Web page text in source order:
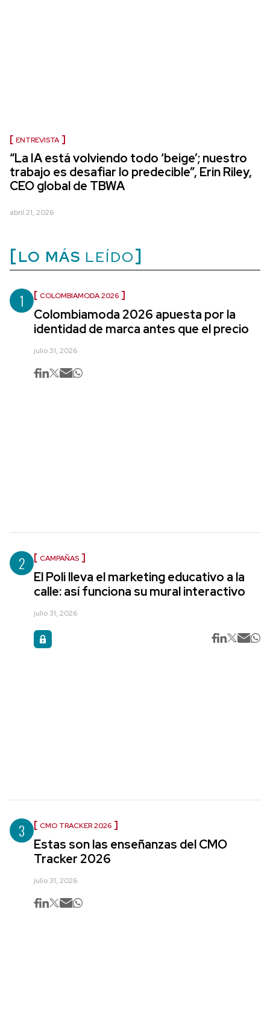
ENTREVISTA
“La IA está volviendo todo ‘beige’; nuestro
trabajo es desafiar lo predecible”, Erin Riley,
CEO global de TBWA
abril 21, 2026
LO MÁS LEÍDO
1 COLOMBIAMODA 2026
Colombiamoda 2026 apuesta por la
identidad de marca antes que el precio
julio 31, 2026
2 CAMPAÑAS
El Poli lleva el marketing educativo a la
calle: así funciona su mural interactivo
julio 31, 2026
3 CMO TRACKER 2026
Estas son las enseñanzas del CMO
Tracker 2026
julio 31, 2026